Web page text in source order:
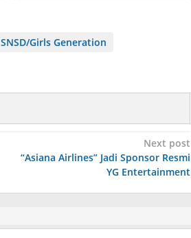
SNSD/Girls Generation
Next post
“Asiana Airlines” Jadi Sponsor Resmi
YG Entertainment